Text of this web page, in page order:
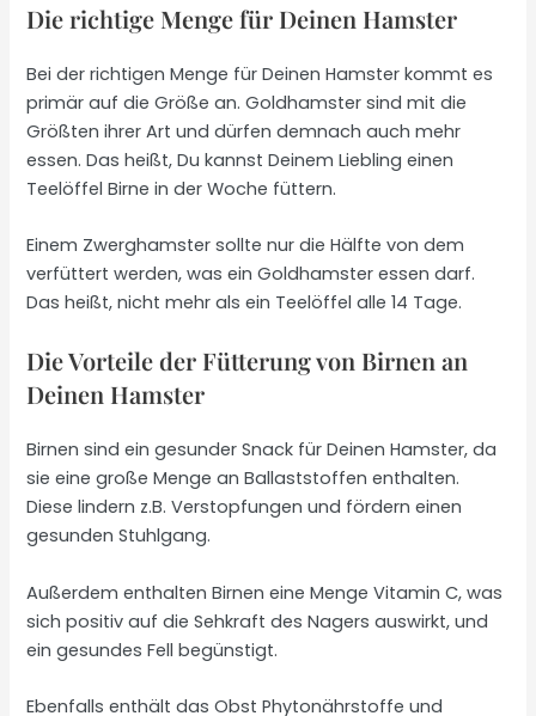
Die richtige Menge für Deinen Hamster
Bei der richtigen Menge für Deinen Hamster kommt es
primär auf die Größe an. Goldhamster sind mit die
Größten ihrer Art und dürfen demnach auch mehr
essen. Das heißt, Du kannst Deinem Liebling einen
Teelöffel Birne in der Woche füttern.
Einem Zwerghamster sollte nur die Hälfte von dem
verfüttert werden, was ein Goldhamster essen darf.
Das heißt, nicht mehr als ein Teelöffel alle 14 Tage.
Die Vorteile der Fütterung von Birnen an
Deinen Hamster
Birnen sind ein gesunder Snack für Deinen Hamster, da
sie eine große Menge an Ballaststoffen enthalten.
Diese lindern z.B. Verstopfungen und fördern einen
gesunden Stuhlgang.
Außerdem enthalten Birnen eine Menge Vitamin C, was
sich positiv auf die Sehkraft des Nagers auswirkt, und
ein gesundes Fell begünstigt.
Ebenfalls enthält das Obst Phytonährstoffe und